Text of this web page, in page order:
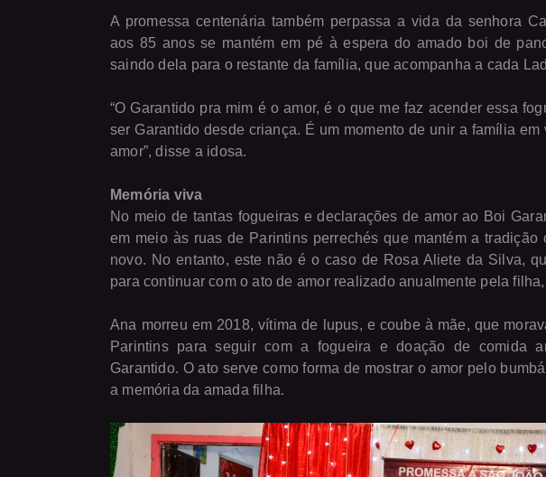
A promessa centenária também perpassa a vida da senhora
aos 85 anos se mantém em pé à espera do amado boi de
saindo dela para o restante da família, que acompanha a cada
“O Garantido pra mim é o amor, é o que me faz acender essa
ser Garantido desde criança. É um momento de unir a família
amor”, disse a idosa.
Memória viva
No meio de tantas fogueiras e declarações de amor ao Boi
em meio às ruas de Parintins perrechés que mantém a tradição
novo. No entanto, este não é o caso de Rosa Aliete da Silva,
para continuar com o ato de amor realizado anualmente pela
Ana morreu em 2018, vítima de lupus, e coube à mãe, que
Parintins para seguir com a fogueira e doação de comida
Garantido. O ato serve como forma de mostrar o amor pelo
a memória da amada filha.